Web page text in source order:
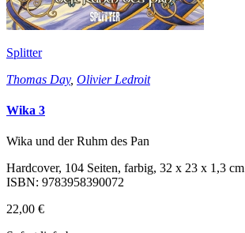
Splitter
Thomas Day, Olivier Ledroit
Wika 3
Wika und der Ruhm des Pan
Hardcover, 104 Seiten, farbig, 32 x 23 x 1,3 cm
ISBN: 9783958390072
22,00 €